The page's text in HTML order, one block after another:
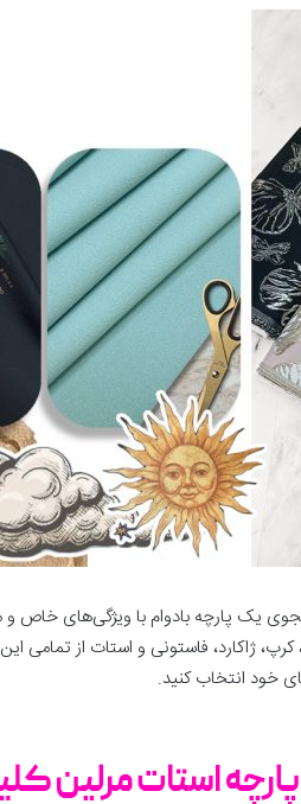
پارچه ‌بادوام با ویژگی‌های خاص و
ژاکارد، فاستونی و استات از تمامی
خود انتخاب کنید.